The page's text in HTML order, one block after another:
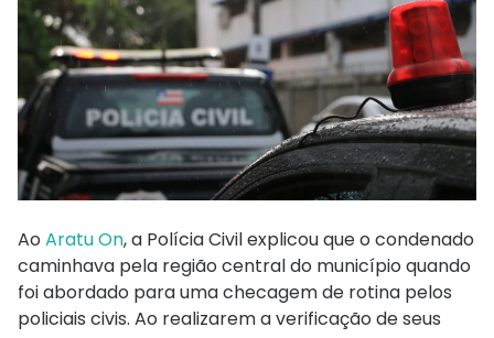
Ao Aratu On, a Polícia Civil explicou que o condenado
caminhava pela região central do município quando
foi abordado para uma checagem de rotina pelos
policiais civis. Ao realizarem a verificação de seus